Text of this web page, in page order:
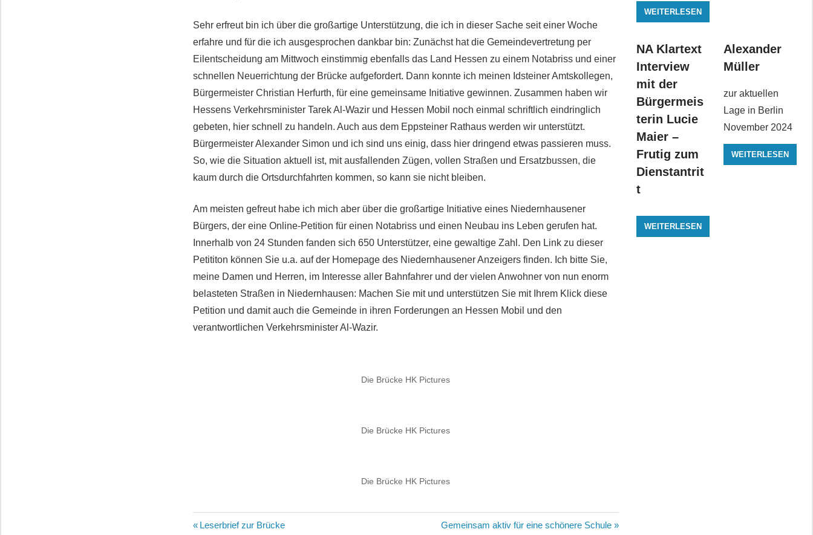
Sehr erfreut bin ich über die großartige Unterstützung, die ich in dieser Sache seit einer Woche
erfahre und für die ich ausgesprochen dankbar bin: Zunächst hat die Gemeindevertretung per
Eilentscheidung am Mittwoch einstimmig ebenfalls das Land Hessen zu einem Notabriss und einer
schnellen Neuerrichtung der Brücke aufgefordert. Dann konnte ich meinen Idsteiner Amtskollegen,
Bürgermeister Christian Herfurth, für eine gemeinsame Initiative gewinnen. Zusammen haben wir
Hessens Verkehrsminister Tarek Al-Wazir und Hessen Mobil noch einmal schriftlich eindringlich
gebeten, hier schnell zu handeln. Auch aus dem Eppsteiner Rathaus werden wir unterstützt.
Bürgermeister Alexander Simon und ich sind uns einig, dass hier dringend etwas passieren muss.
So, wie die Situation aktuell ist, mit ausfallenden Zügen, vollen Straßen und Ersatzbussen, die
kaum durch die Ortsdurchfahrten kommen, so kann sie nicht bleiben.
Am meisten gefreut habe ich mich aber über die großartige Initiative eines Niedernhausener
Bürgers, der eine Online-Petition für einen Notabriss und einen Neubau ins Leben gerufen hat.
Innerhalb von 24 Stunden fanden sich 650 Unterstützer, eine gewaltige Zahl. Den Link zu dieser
Petititon können Sie u.a. auf der Homepage des Niedernhausener Anzeigers finden. Ich bitte Sie,
meine Damen und Herren, im Interesse aller Bahnfahrer und der vielen Anwohner von nun enorm
belasteten Straßen in Niedernhausen: Machen Sie mit und unterstützen Sie mit Ihrem Klick diese
Petition und damit auch die Gemeinde in ihren Forderungen an Hessen Mobil und den
verantwortlichen Verkehrsminister Al-Wazir.
Die Brücke HK Pictures
Die Brücke HK Pictures
Die Brücke HK Pictures
Beitragsnavigation
Vorheriger
Leserbrief zur Brücke
Nächster
Gemeinsam aktiv für eine schönere Schule
WEITERLESEN
NA Klartext
Interview
mit der
Bürgermeis
terin Lucie
Maier –
Frutig zum
Dienstantrit
t
WEITERLESEN
Alexander
Müller
zur aktuellen
Lage in Berlin
November 2024
WEITERLESEN